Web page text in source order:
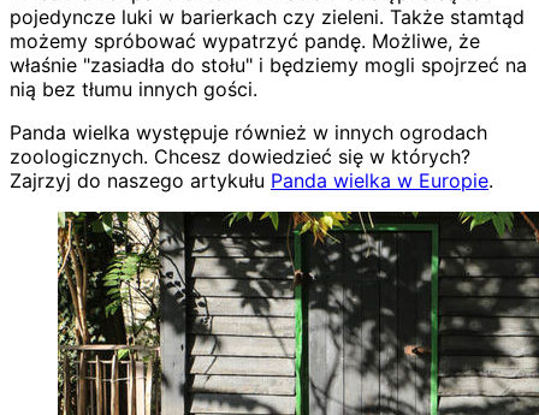
pojedyncze luki w barierkach czy zieleni. Także stamtąd
możemy spróbować wypatrzyć pandę. Możliwe, że
właśnie "zasiadła do stołu" i będziemy mogli spojrzeć na
nią bez tłumu innych gości.
Panda wielka występuje również w innych ogrodach
zoologicznych. Chcesz dowiedzieć się w których?
Zajrzyj do naszego artykułu Panda wielka w Europie.